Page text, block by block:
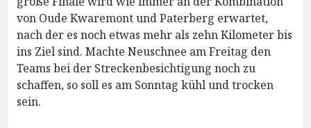
von Oude Kwaremont und Paterberg erwartet,
nach der es noch etwas mehr als zehn Kilometer bis
ins Ziel sind. Machte Neuschnee am Freitag den
Teams bei der Streckenbesichtigung noch zu
schaffen, so soll es am Sonntag kühl und trocken
sein.